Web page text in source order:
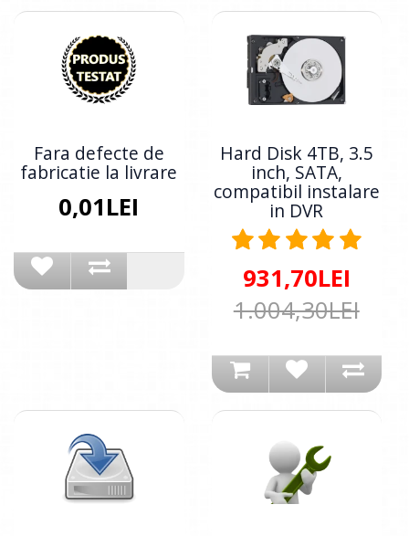
Fara defecte de
fabricatie la livrare
0,01LEI
Hard Disk 4TB, 3.5
inch, SATA,
compatibil instalare
in DVR
931,70LEI
1.004,30LEI